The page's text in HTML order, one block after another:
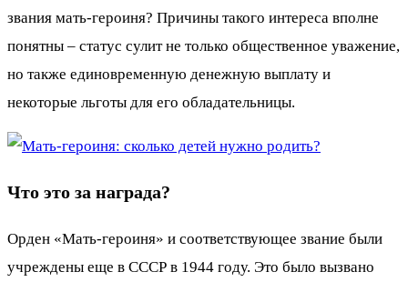
звания мать-героиня? Причины такого интереса вполне
понятны – статус сулит не только общественное уважение,
но также единовременную денежную выплату и
некоторые льготы для его обладательницы.
Что это за награда?
Орден «Мать-героиня» и соответствующее звание были
учреждены еще в СССР в 1944 году. Это было вызвано